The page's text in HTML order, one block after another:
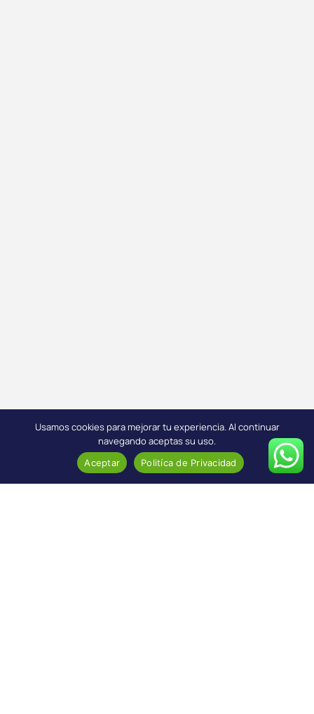
Usamos cookies para mejorar tu experiencia. Al continuar
navegando aceptas su uso.
Aceptar Politíca de Privacidad